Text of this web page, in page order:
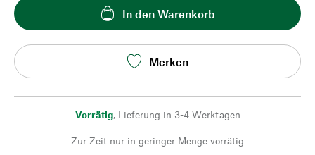
In den Warenkorb
Merken
Vorrätig, Lieferung in 3-4 Werktagen
Zur Zeit nur in geringer Menge vorrätig